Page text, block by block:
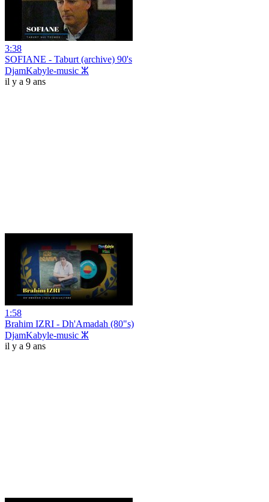
3:38
SOFIANE - Taburt (archive) 90's
DjamKabyle-music ⵣ
il y a 9 ans
1:58
Brahim IZRI - Dh'Amadah (80"s)
DjamKabyle-music ⵣ
il y a 9 ans